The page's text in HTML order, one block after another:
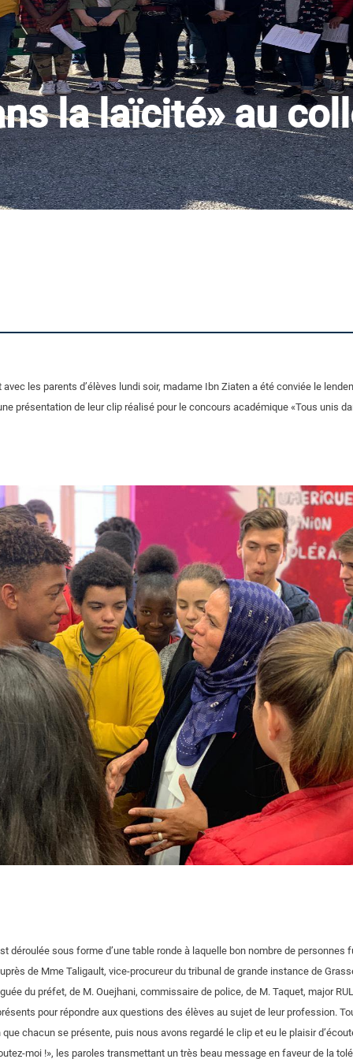
la laïcité» au
les parents d’élèves lundi soir, madame Ibn Ziaten a été conviée le
présentation de leur clip réalisé pour le concours académique «Tous unis
déroulée sous forme d’une table ronde à laquelle bon nombre de personnes
de Mme Taligault, vice-procureur du tribunal de grande instance de
du préfet, de M. Ouejhani, commissaire de police, de M. Taquet, major
pour répondre aux questions des élèves au sujet de leur profession.
chacun se présente, puis nous avons regardé le clip et eu le plaisir
moi !», les paroles transmettant un très beau message en faveur de la